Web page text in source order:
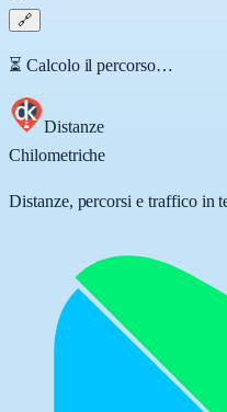
🔗
⏳ Calcolo il percorso…
Distanze
Chilometriche
Distanze, percorsi e traffico in